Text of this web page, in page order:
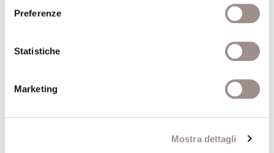
Preferenze
Statistiche
Marketing
Mostra dettagli
ALTRE CONFERENZE DEL CICLO
15/05/2000